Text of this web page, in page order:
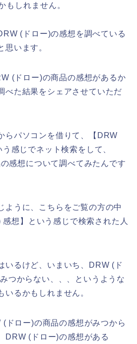
もしれません。
(ドロー)の感想を調べている
思います。
(ドロー)の商品の感想があるか
べた結果をシェアさせていただ
らパソコンを借りて、【DRW
感じでネット検索をして、
感想について調べてみたんです
ように、こちらをご覧の方の中
想】という感じで検索された人
いるけど、いまいち、DRW (ド
つからない、、、というような
いるかもしれません。
ドロー)の商品の感想がみつから
DRW (ドロー)の感想がある